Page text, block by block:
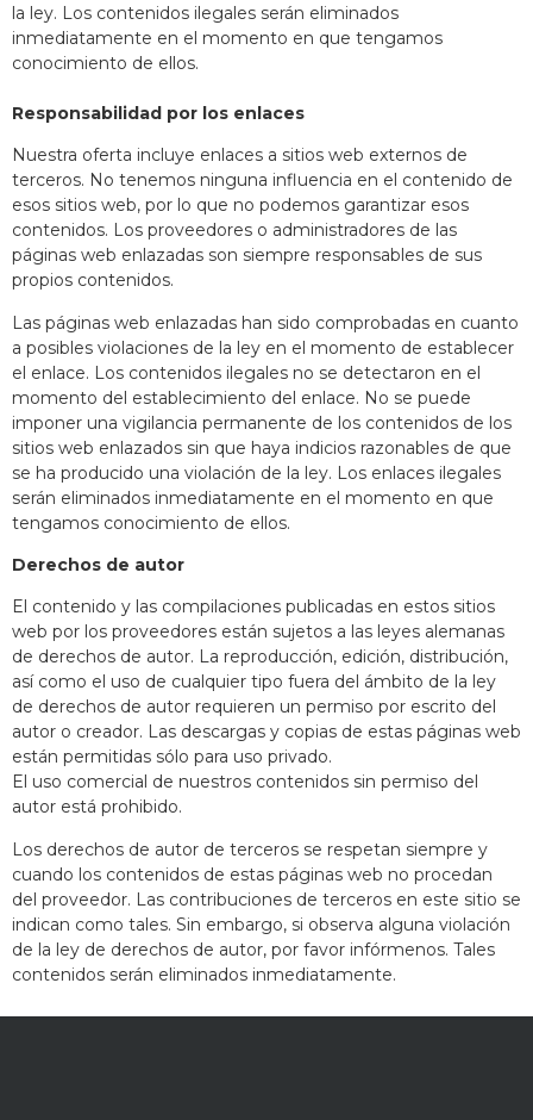
la ley. Los contenidos ilegales serán eliminados
inmediatamente en el momento en que tengamos
conocimiento de ellos.
Responsabilidad por los enlaces
Nuestra oferta incluye enlaces a sitios web externos de
terceros. No tenemos ninguna influencia en el contenido de
esos sitios web, por lo que no podemos garantizar esos
contenidos. Los proveedores o administradores de las
páginas web enlazadas son siempre responsables de sus
propios contenidos.
Las páginas web enlazadas han sido comprobadas en cuanto
a posibles violaciones de la ley en el momento de establecer
el enlace. Los contenidos ilegales no se detectaron en el
momento del establecimiento del enlace. No se puede
imponer una vigilancia permanente de los contenidos de los
sitios web enlazados sin que haya indicios razonables de que
se ha producido una violación de la ley. Los enlaces ilegales
serán eliminados inmediatamente en el momento en que
tengamos conocimiento de ellos.
Derechos de autor
El contenido y las compilaciones publicadas en estos sitios
web por los proveedores están sujetos a las leyes alemanas
de derechos de autor. La reproducción, edición, distribución,
así como el uso de cualquier tipo fuera del ámbito de la ley
de derechos de autor requieren un permiso por escrito del
autor o creador. Las descargas y copias de estas páginas web
están permitidas sólo para uso privado.
El uso comercial de nuestros contenidos sin permiso del
autor está prohibido.
Los derechos de autor de terceros se respetan siempre y
cuando los contenidos de estas páginas web no procedan
del proveedor. Las contribuciones de terceros en este sitio se
indican como tales. Sin embargo, si observa alguna violación
de la ley de derechos de autor, por favor infórmenos. Tales
contenidos serán eliminados inmediatamente.